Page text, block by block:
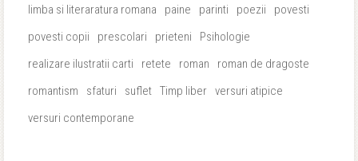
limba si literaratura romana
paine parinti poezii
povesti
povesti copii
prescolari prieteni
Psihologie
realizare ilustratii carti
retete roman
roman de dragoste
romantism
sfaturi suflet Timp liber versuri atipice
versuri contemporane